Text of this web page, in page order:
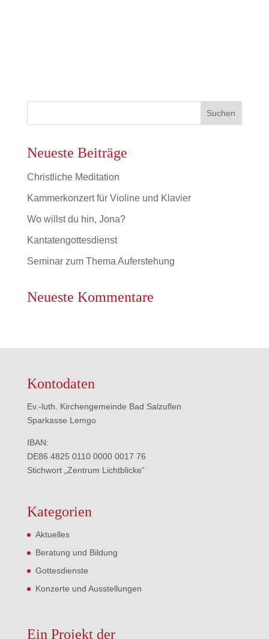
Neueste Beiträge
Christliche Meditation
Kammerkonzert für Violine und Klavier
Wo willst du hin, Jona?
Kantatengottesdienst
Seminar zum Thema Auferstehung
Neueste Kommentare
Kontodaten
Ev.-luth. Kirchengemeinde Bad Salzuflen
Sparkasse Lemgo
IBAN:
DE86 4825 0110 0000 0017 76
Stichwort „Zentrum Lichtblicke“
Kategorien
Aktuelles
Beratung und Bildung
Gottesdienste
Konzerte und Ausstellungen
Ein Projekt der